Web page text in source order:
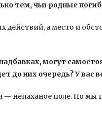
тем, чьи родные
а место и
могут
до них очередь? У вас
— непаханое поле. Но мы